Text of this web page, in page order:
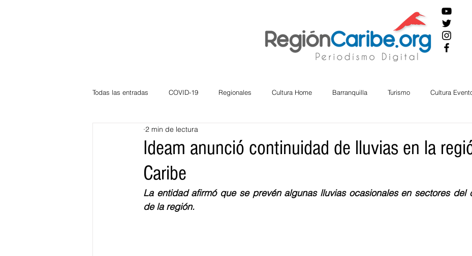
Todas las entradas COVID-19 Regionales Cultura Home Barranquilla Turismo Cultura
Atlántico
Bloggeros
Educación
Ideam anunció continuidad de lluvias en la
Caribe
2 min de lectura
La entidad afirmó que se prevén algunas lluvias ocasionales en sectores del
de la región.